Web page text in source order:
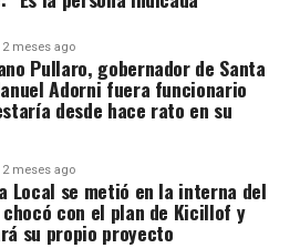
2 meses ago
Pullaro, gobernador de Santa
Adorni fuera funcionario
desde hace rato en su
2 meses ago
Local se metió en la interna del
chocó con el plan de Kicillof y
su propio proyecto